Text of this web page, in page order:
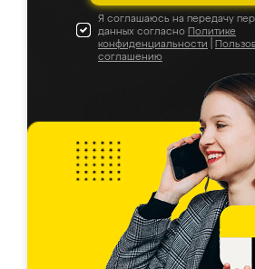
Я соглашаюсь на передачу
данных согласно Политике
конфиденциальности
соглашению